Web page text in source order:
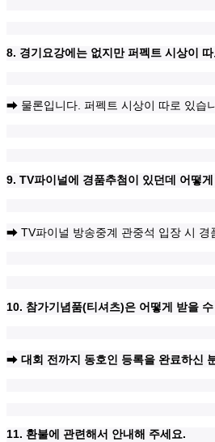
8. 경기요강에는 없지만 퍼펙트 시상이
➡ 물론입니다. 퍼펙트 시상이 따로 있습
9. TV파이널에 경품추첨이 있던데 어떻
➡ TV파이널 방송중계 관중석 입장 시
10. 참가기념품(티셔츠)은 어떻게 받을
➡ 대회 전까지 동호인 등록을 완료하신
11. 환불에 관련해서 안내해 주세요.